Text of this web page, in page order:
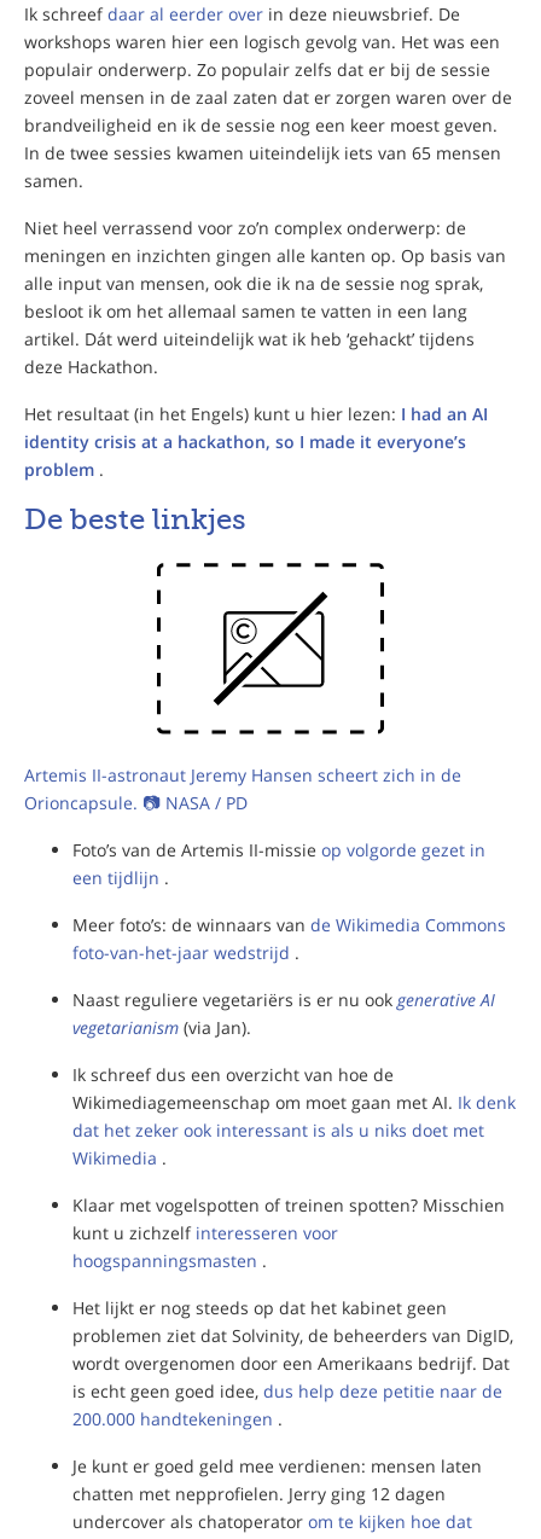
Ik schreefdaar al eerder over in deze nieuwsbrief. De
workshops waren hier een logisch gevolg van. Het was een
populair onderwerp. Zo populair zelfs dat er bij de sessie
zoveel mensen in de zaal zaten dat er zorgen waren over de
brandveiligheid en ik de sessie nog een keer moest geven.
In de twee sessies kwamen uiteindelijk iets van 65 mensen
samen.
Niet heel verrassend voor zo’n complex onderwerp: de
meningen en inzichten gingen alle kanten op. Op basis van
alle input van mensen, ook die ik na de sessie nog sprak,
besloot ik om het allemaal samen te vatten in een lang
artikel. Dát werd uiteindelijk wat ik heb ‘gehackt’ tijdens
deze Hackathon.
Het resultaat (in het Engels) kunt u hier lezen: I had an AI
identity crisis at a hackathon, so I made it everyone’s
problem .
De beste linkjes
Artemis II-astronaut Jeremy Hansen scheert zich in de
Orioncapsule. 📷️ NASA / PD
Foto’s van de Artemis II-missie op volgorde gezet in
een tijdlijn .
Meer foto’s: de winnaars van de Wikimedia Commons
foto-van-het-jaar wedstrijd .
Naast reguliere vegetariërs is er nu ook generative AI
vegetarianism (via Jan).
Ik schreef dus een overzicht van hoe de
Wikimediagemeenschap om moet gaan met AI. Ik denk
dat het zeker ook interessant is als u niks doet met
Wikimedia .
Klaar met vogelspotten of treinen spotten? Misschien
kunt u zichzelf interesseren voor
hoogspanningsmasten .
Het lijkt er nog steeds op dat het kabinet geen
problemen ziet dat Solvinity, de beheerders van DigID,
wordt overgenomen door een Amerikaans bedrijf. Dat
is echt geen goed idee, dus help deze petitie naar de
200.000 handtekeningen .
Je kunt er goed geld mee verdienen: mensen laten
chatten met nepprofielen. Jerry ging 12 dagen
undercover als chatoperator om te kijken hoe dat